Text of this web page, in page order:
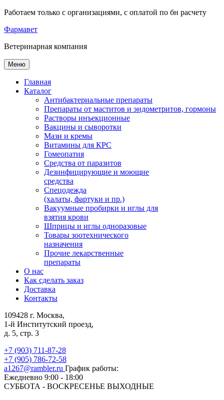
Работаем только с организациями, с оплатой по бн расчету
Фармавет
Ветеринарная компания
Меню
Главная
Каталог
Антибактериальные препараты
Препараты от маститов и эндометритов, гормоны
Растворы инъекционные
Вакцины и сыворотки
Мази и кремы
Витамины для КРС
Гомеопатия
Средства от паразитов
Дезинфицирующие и моющие
средства
Спецодежда
(халаты, фартуки и пр.)
Вакуумные пробирки и иглы для
взятия крови
Шприцы и иглы одноразовые
Товары зоотехнического
назначения
Прочие лекарственные
препараты
О нас
Как сделать заказ
Доставка
Контакты
109428 г. Москва,
1-й Институтский проезд,
д. 5, стр. 3
+7 (903) 711-87-28
+7 (905) 786-72-58
a1267@rambler.ru График работы:
Ежедневно 9:00 - 18:00
СУББОТА - ВОСКРЕСЕНЬЕ ВЫХОДНЫЕ